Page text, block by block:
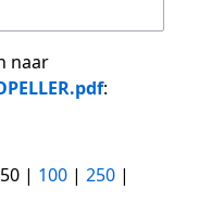
naar
:
50 | 100 | 250 |